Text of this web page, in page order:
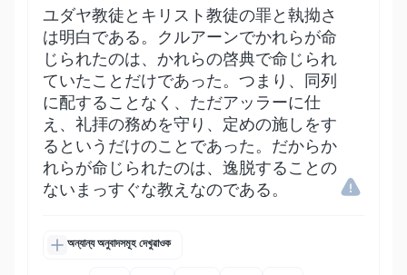
ユダヤ教徒とキリスト教徒の罪と執拗さ
は明白である。クルアーンでかれらが命
じられたのは、かれらの啓典で命じられ
ていたことだけであった。つまり、同列
に配することなく、ただアッラーに仕
え、礼拝の務めを守り、定めの施しをす
るというだけのことであった。だからか
れらが命じられたのは、逸脱することの
ないまっすぐな教えなのである。
অন্যান্য অনুবাদসমূহ দেখুৱাওক